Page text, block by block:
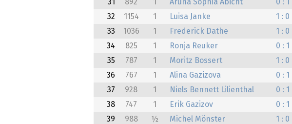
31 892 Aruna Sophia Abicht 0 : 1
32
1154 1 Luisa Janke 1 : 0
33
1036 1 Frederick Dathe 1 : 0
34
825 1 Ronja Reuker 0 : 1
35
787 1 Moritz Bossert 1 : 0
36
767 1 Alina Gazizova 0 : 1
37
928 1 Niels Bennett Lilienthal 0 : 1
38
747 1 Erik Gazizov 0 : 1
39
988 ½ Michel Mönster 1 : 0